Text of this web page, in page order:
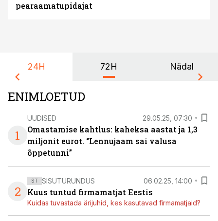
pearaamatupidajat
24H 72H Nädal
ENIMLOETUD
1
UUDISED 29.05.25, 07:30
Omastamise kahtlus: kaheksa aastat ja 1,3
miljonit eurot. “Lennujaam sai valusa
õppetunni”
2
ST SISUTURUNDUS 06.02.25, 14:00
Kuus tuntud firmamatjat Eestis
Kuidas tuvastada ärijuhid, kes kasutavad firmamatjaid?